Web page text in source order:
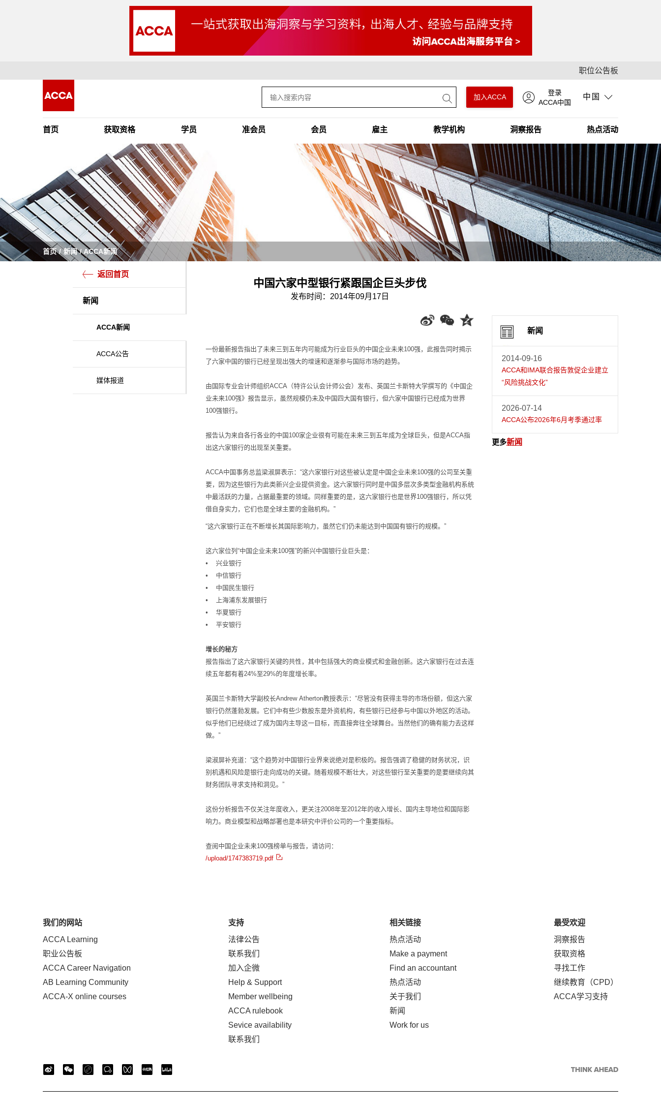
职位公告板
中国
登录
ACCA中国
加入ACCA
首页 获取资格 学员 准会员 会员 雇主 教学机构 洞察报告 热点活动
首页 新闻 ACCA新闻
返回首页
新闻
ACCA新闻
ACCA公告
媒体报道
中国六家中型银行紧跟国企巨头步伐
发布时间：2014年09月17日
一份最新报告指出了未来三到五年内可能成为行业巨头的中国企业未来100强，此报告同时揭示
了六家中国的银行已经呈现出强大的增速和逐渐参与国际市场的趋势。
由国际专业会计师组织ACCA（特许公认会计师公会）发布、英国兰卡斯特大学撰写的《中国企
业未来100强》报告显示，虽然规模仍未及中国四大国有银行，但六家中国银行已经成为世界
100强银行。
报告认为来自各行各业的中国100家企业很有可能在未来三到五年成为全球巨头，但是ACCA指
出这六家银行的出现至关重要。
ACCA中国事务总监梁淑屏表示：“这六家银行对这些被认定是中国企业未来100强的公司至关重
要，因为这些银行为此类新兴企业提供资金。这六家银行同时是中国多层次多类型金融机构系统
中最活跃的力量，占据最重要的领域。同样重要的是，这六家银行也是世界100强银行，所以凭
借自身实力，它们也是全球主要的金融机构。”
“这六家银行正在不断增长其国际影响力，虽然它们仍未能达到中国国有银行的规模。”
这六家位列“中国企业未来100强”的新兴中国银行业巨头是：
• 兴业银行
• 中信银行
• 中国民生银行
• 上海浦东发展银行
• 华夏银行
• 平安银行
增长的秘方
报告指出了这六家银行关键的共性，其中包括强大的商业模式和金融创新。这六家银行在过去连
续五年都有着24%至29%的年度增长率。
英国兰卡斯特大学副校长Andrew Atherton教授表示：“尽管没有获得主导的市场份额，但这六家
银行仍然蓬勃发展。它们中有些少数股东是外资机构，有些银行已经参与中国以外地区的活动。
似乎他们已经绕过了成为国内主导这一目标，而直接奔往全球舞台。当然他们的确有能力去这样
做。”
梁淑屏补充道：“这个趋势对中国银行业界来说绝对是积极的。报告强调了稳健的财务状况，识
别机遇和风险是银行走向成功的关键。随着规模不断壮大，对这些银行至关重要的是要继续向其
财务团队寻求支持和洞见。”
这份分析报告不仅关注年度收入，更关注2008年至2012年的收入增长、国内主导地位和国际影
响力。商业模型和战略部署也是本研究中评价公司的一个重要指标。
查阅中国企业未来100强榜单与报告，请访问：
/upload/1747383719.pdf
新闻
2014-09-16
ACCA和IMA联合报告敦促企业建立
“风险挑战文化”
2026-07-14
ACCA公布2026年6月考季通过率
更多新闻
我们的网站
ACCA Learning
职业公告板
ACCA Career Navigation
AB Learning Community
ACCA-X online courses
支持
法律公告
联系我们
加入企微
Help & Support
Member wellbeing
ACCA rulebook
Sevice availability
联系我们
相关链接
热点活动
Make a payment
Find an accountant
热点活动
关于我们
新闻
Work for us
最受欢迎
洞察报告
获取资格
寻找工作
继续教育（CPD）
ACCA学习支持